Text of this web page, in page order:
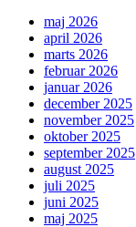
maj 2026
april 2026
marts 2026
februar 2026
januar 2026
december 2025
november 2025
oktober 2025
september 2025
august 2025
juli 2025
juni 2025
maj 2025